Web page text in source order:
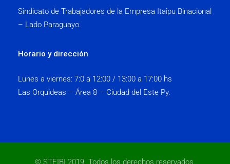
Sindicato de Trabajadores de la Empresa Itaipu Binacional
– Lado Paraguayo.
Horario y dirección
Lunes a viernes: 7:0 a 12:00 / 13:00 a 17:00 hs
Las Orquideas – Área 8 – Ciudad del Este Py.
© STEIBI 2019. Todos los derechos reservados.